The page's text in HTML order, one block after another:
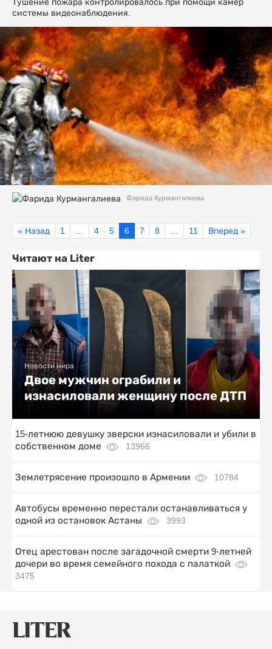
Тушение пожара контролировалось при помощи камер
системы видеонаблюдения.
Фарида Курмангалиева
« Назад 1 4 5 6 7 8 11 Вперед »
Читают на Liter
Новости мира
Двое мужчин ограбили и
изнасиловали женщину после ДТП
15-летнюю девушку зверски изнасиловали и убили в
собственном доме
13966
Землетрясение произошло в Армении 10784
Автобусы временно перестали останавливаться у
одной из остановок Астаны
3993
Отец арестован после загадочной смерти 9-летней
дочери во время семейного похода с палаткой
3475